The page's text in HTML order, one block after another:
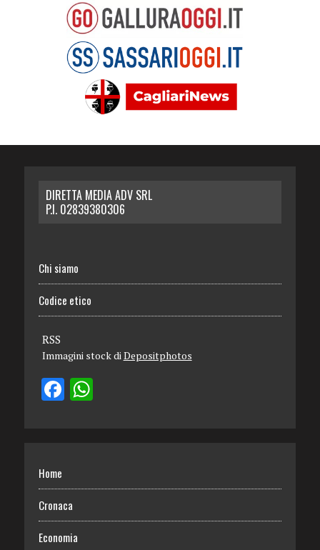
DIRETTA MEDIA ADV SRL
P.I. 02839380306
Chi siamo
Codice etico
RSS
Immagini stock di Depositphotos
Home
Cronaca
Economia